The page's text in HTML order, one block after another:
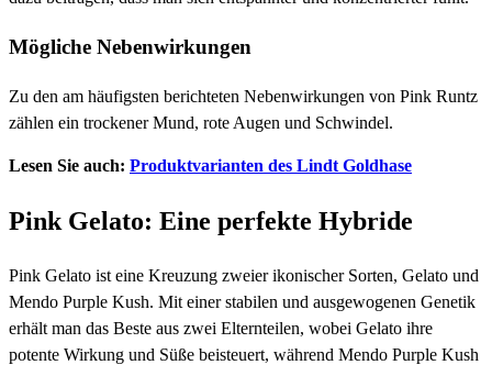
Mögliche Nebenwirkungen
Zu den am häufigsten berichteten Nebenwirkungen von Pink Runtz
zählen ein trockener Mund, rote Augen und Schwindel.
Lesen Sie auch: Produktvarianten des Lindt Goldhase
Pink Gelato: Eine perfekte Hybride
Pink Gelato ist eine Kreuzung zweier ikonischer Sorten, Gelato und
Mendo Purple Kush. Mit einer stabilen und ausgewogenen Genetik
erhält man das Beste aus zwei Elternteilen, wobei Gelato ihre
potente Wirkung und Süße beisteuert, während Mendo Purple Kush